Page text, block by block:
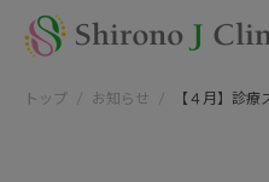
トップ お知らせ 【４月】診